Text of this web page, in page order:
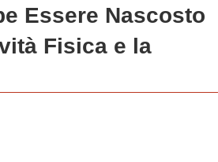
Essere Nascosto
Fisica e la